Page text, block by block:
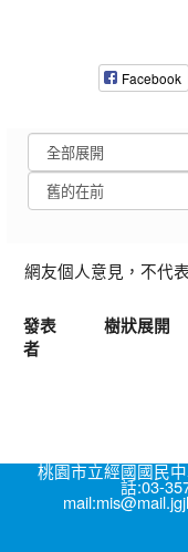
Facebook
網友個人意見，不代
發表
者
樹狀展開
桃園市立經國國民
話:03-